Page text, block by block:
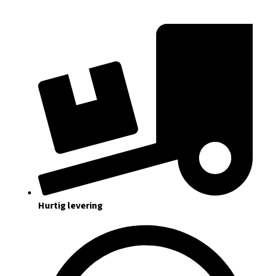
Hurtig levering